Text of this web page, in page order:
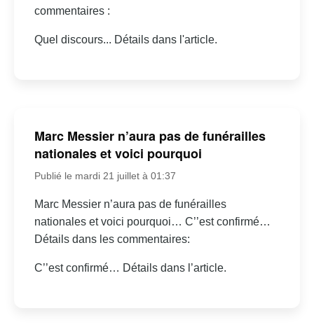
commentaires :
Quel discours... Détails dans l'article.
Marc Messier n’aura pas de funérailles
nationales et voici pourquoi
Publié le mardi 21 juillet à 01:37
Marc Messier n’aura pas de funérailles
nationales et voici pourquoi… C’’est confirmé…
Détails dans les commentaires:
C’’est confirmé… Détails dans l’article.